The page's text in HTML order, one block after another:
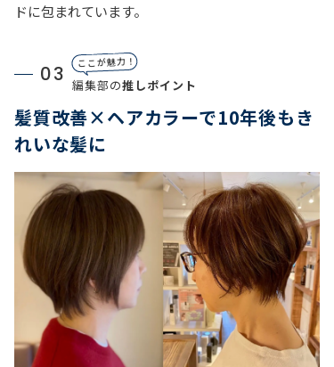
ドに包まれています。
03
ここが魅力！
編集部の推しポイント
髪質改善×ヘアカラーで10年後もき
れいな髪に